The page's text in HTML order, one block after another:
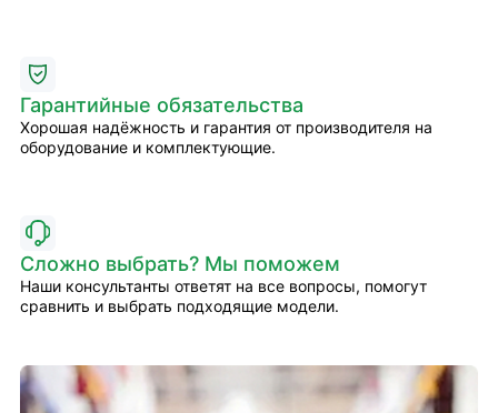
Гарантийные обязательства
Хорошая надёжность и гарантия от производителя на
оборудование и комплектующие.
Сложно выбрать? Мы поможем
Наши консультанты ответят на все вопросы, помогут
сравнить и выбрать подходящие модели.